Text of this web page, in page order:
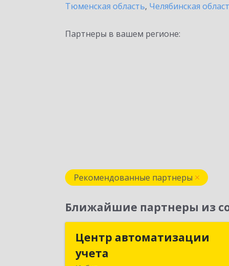
Тюменская область, Челябинская
Партнеры в вашем регионе:
Рекомендованные партнеры
Ближайшие партнеры из
Центр автоматизации
учета
Центр автоматизации